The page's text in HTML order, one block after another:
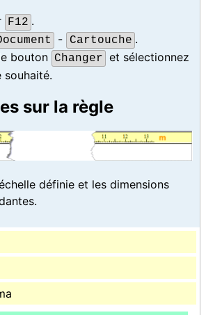
F12 .
- Cartouche .
bouton Changer et sélectionnez
souhaité.
sur la règle
définie et les dimensions